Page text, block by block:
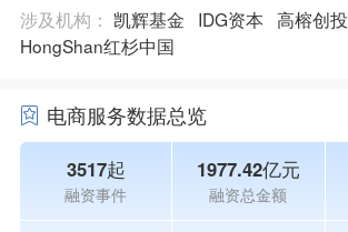
涉及机构： 凯辉基金 IDG资本 高榕创投
HongShan红杉中国
电商服务数据总览
3517起
融资事件
1977.42亿元
融资总金额